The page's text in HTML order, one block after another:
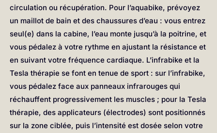
circulation ou récupération. Pour l’aquabike, prévoyez
un maillot de bain et des chaussures d’eau : vous entrez
seul(e) dans la cabine, l’eau monte jusqu’à la poitrine, et
vous pédalez à votre rythme en ajustant la résistance et
en suivant votre fréquence cardiaque. L’infrabike et la
Tesla thérapie se font en tenue de sport : sur l’infrabike,
vous pédalez face aux panneaux infrarouges qui
réchauffent progressivement les muscles ; pour la Tesla
thérapie, des applicateurs (électrodes) sont positionnés
sur la zone ciblée, puis l’intensité est dosée selon votre